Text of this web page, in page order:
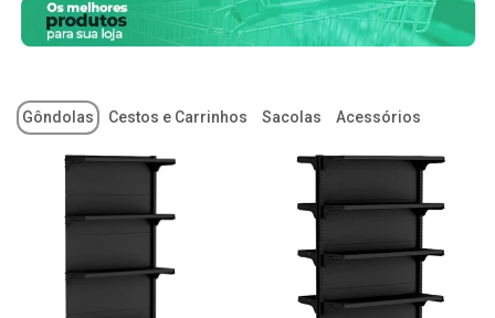
Gôndolas Cestos e Carrinhos Sacolas Acessórios